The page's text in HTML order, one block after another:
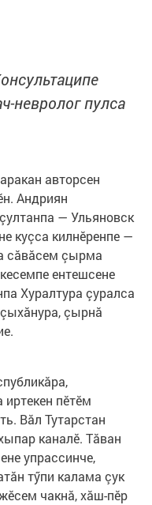
невролог пулса
авторсен
Андриян
— Ульяновск
куçса килнӗренпе —
сăвăсем çырма
ентешсене
Хуралтура çуралса
çырнă
пӗтӗм
Вăл Тутарстан
каналӗ. Тăван
упрассинче,
тӳпи калама çук
чакнă, хăш-пӗр